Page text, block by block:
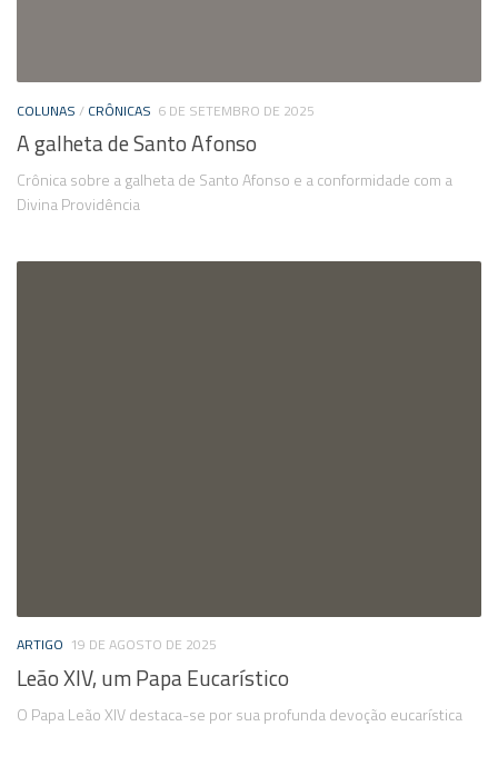
COLUNAS / CRÔNICAS 6 DE SETEMBRO DE 2025
A galheta de Santo Afonso
Crônica sobre a galheta de Santo Afonso e a conformidade com a
Divina Providência
ARTIGO 19 DE AGOSTO DE 2025
Leão XIV, um Papa Eucarístico
O Papa Leão XIV destaca-se por sua profunda devoção eucarística